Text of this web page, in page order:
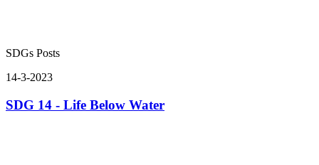
SDGs Posts
14-3-2023
SDG 14 - Life Below Water